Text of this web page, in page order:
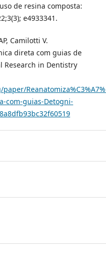
de resina composta:
e4933341.
Camilotti V.
direta com guias de
Research in Dentistry
com-guias-Detogni-